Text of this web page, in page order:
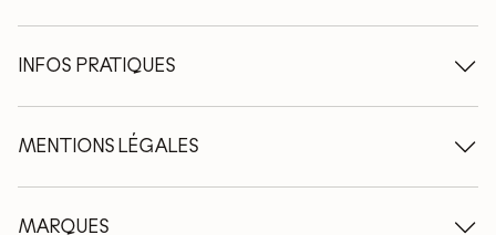
Tables à manger en bois
Chaises en bois
Buffets en bois
Vitrines en bois
Meubles TV en bois
INFOS PRATIQUES
Qui sommes-nous ?
Nos engagements
Nos avantages
Conseils d'entretien
MENTIONS LÉGALES
Avis juridique
MARQUES